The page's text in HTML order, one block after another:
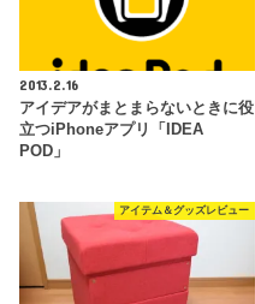
2013.2.16
アイデアがまとまらないときに役
立つiPhoneアプリ「IDEA
POD」
アイテム＆グッズレビュー